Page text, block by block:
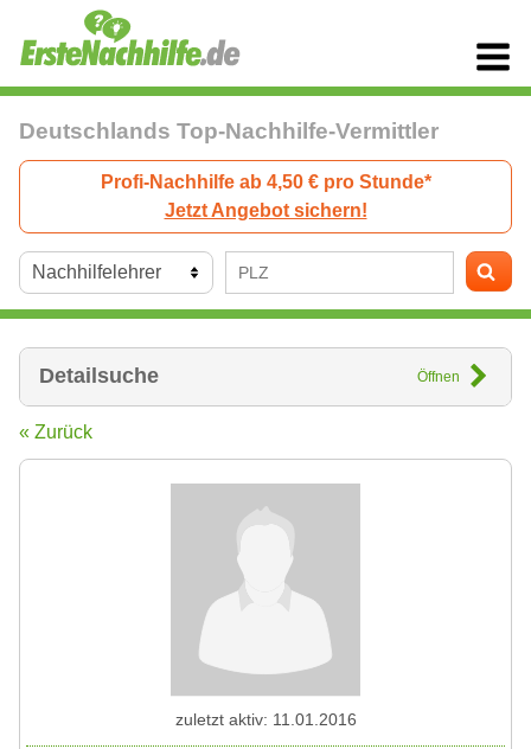
Deutschlands Top-Nachhilfe-Vermittler
Profi-Nachhilfe ab 4,50 € pro Stunde*
Jetzt Angebot sichern!
Detailsuche Öffnen
« Zurück
zuletzt aktiv: 11.01.2016